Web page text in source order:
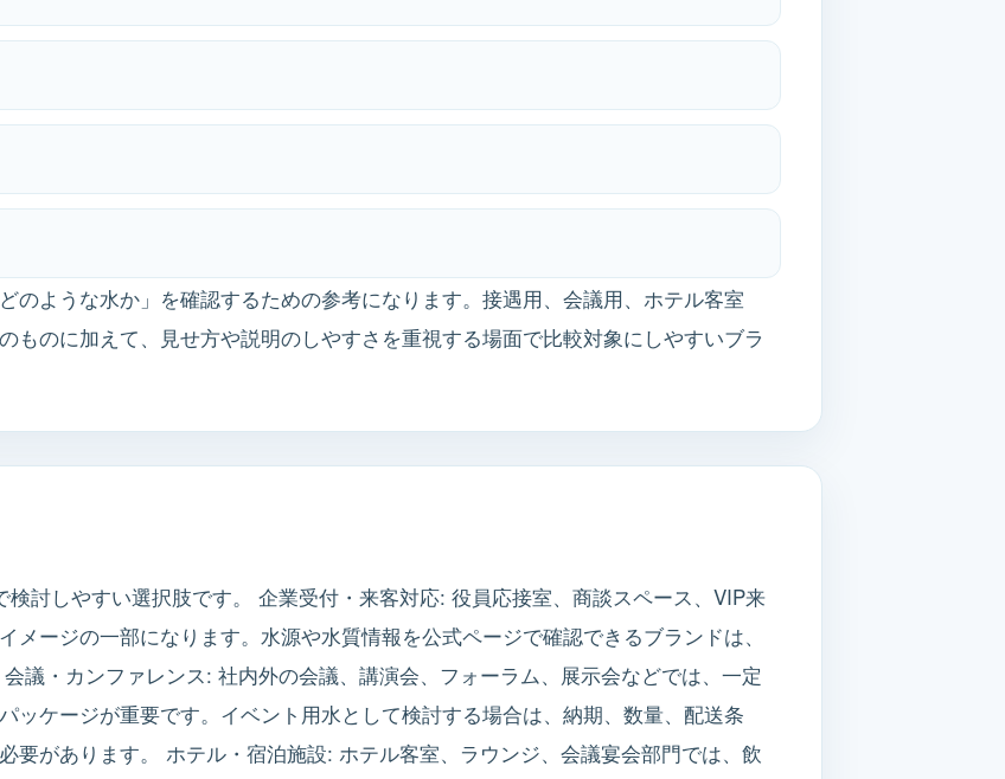
のような水か」を確認するための参考になります。接遇用、会議用、ホテル客室
ものに加えて、見せ方や説明のしやすさを重視する場面で比較対象にしやすいブラ
討しやすい選択肢です。 企業受付・来客対応: 役員応接室、商談スペース、VIP来
ージの一部になります。水源や水質情報を公式ページで確認できるブランドは、
議・カンファレンス: 社内外の会議、講演会、フォーラム、展示会などでは、一定
ッケージが重要です。イベント用水として検討する場合は、納期、数量、配送条
要があります。 ホテル・宿泊施設: ホテル客室、ラウンジ、会議宴会部門では、飲